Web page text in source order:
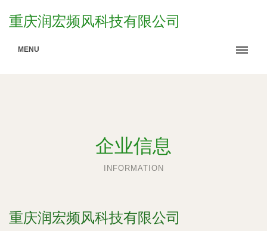
重庆润宏频风科技有限公司
MENU
企业信息
INFORMATION
重庆润宏频风科技有限公司